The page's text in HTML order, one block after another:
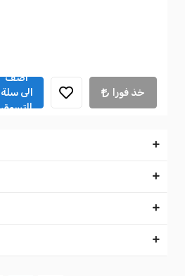
اضف
الى سلة
التسوق
خذ فورا